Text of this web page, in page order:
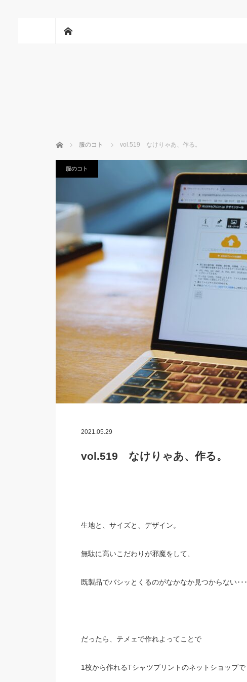
ホーム 服のコト vol.519 なけりゃあ、作る。
服のコト
2021.05.29
vol.519 なけりゃあ、作る。
生地と、サイズと、デザイン。
無駄に高いこだわりが邪魔をして、
既製品でバシッとくるのがなかなか見つからない･･･
だったら、テメェで作れよってことで
1枚から作れるTシャツプリントのネットショップで